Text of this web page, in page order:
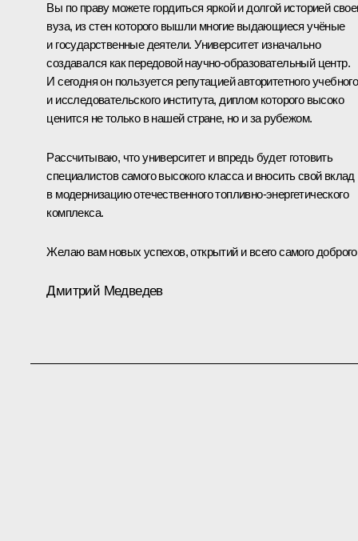
Вы по праву можете гордиться яркой и долгой историей
вуза, из стен которого вышли многие выдающиеся учёные
и государственные деятели. Университет изначально
создавался как передовой научно-образовательный центр.
И сегодня он пользуется репутацией авторитетного учебного
и исследовательского института, диплом которого высоко
ценится не только в нашей стране, но и за рубежом.
Рассчитываю, что университет и впредь будет готовить
специалистов самого высокого класса и вносить свой вклад
в модернизацию отечественного топливно-энергетического
комплекса.
Желаю вам новых успехов, открытий и всего самого
Дмитрий Медведев